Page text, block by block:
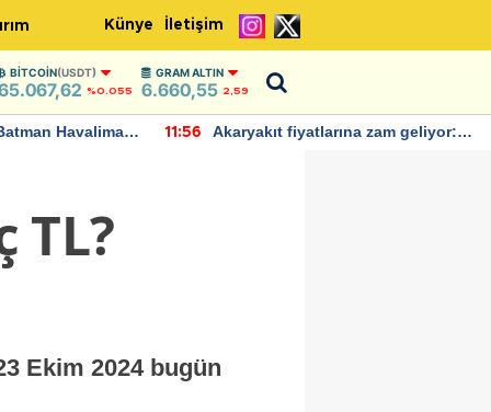
Künye İletişim
BITCOIN(USDT)
%0.055
GRAM ALTIN
6.660,55 2,59
Havalimanı
11:56
Akaryakıt fiyatlarına zam geliyor:
TL?
Ekim 2024 bugün